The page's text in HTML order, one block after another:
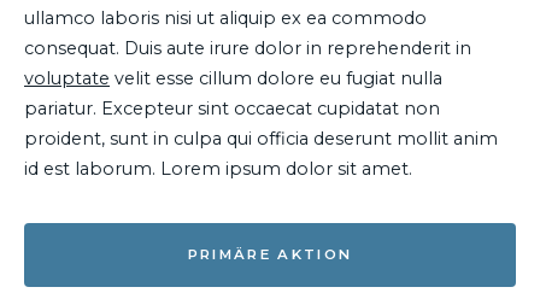
ullamco laboris nisi ut aliquip ex ea commodo
consequat. Duis aute irure dolor in reprehenderit in
voluptate velit esse cillum dolore eu fugiat nulla
pariatur. Excepteur sint occaecat cupidatat non
proident, sunt in culpa qui officia deserunt mollit anim
id est laborum. Lorem ipsum dolor sit amet.
PRIMÄRE AKTION